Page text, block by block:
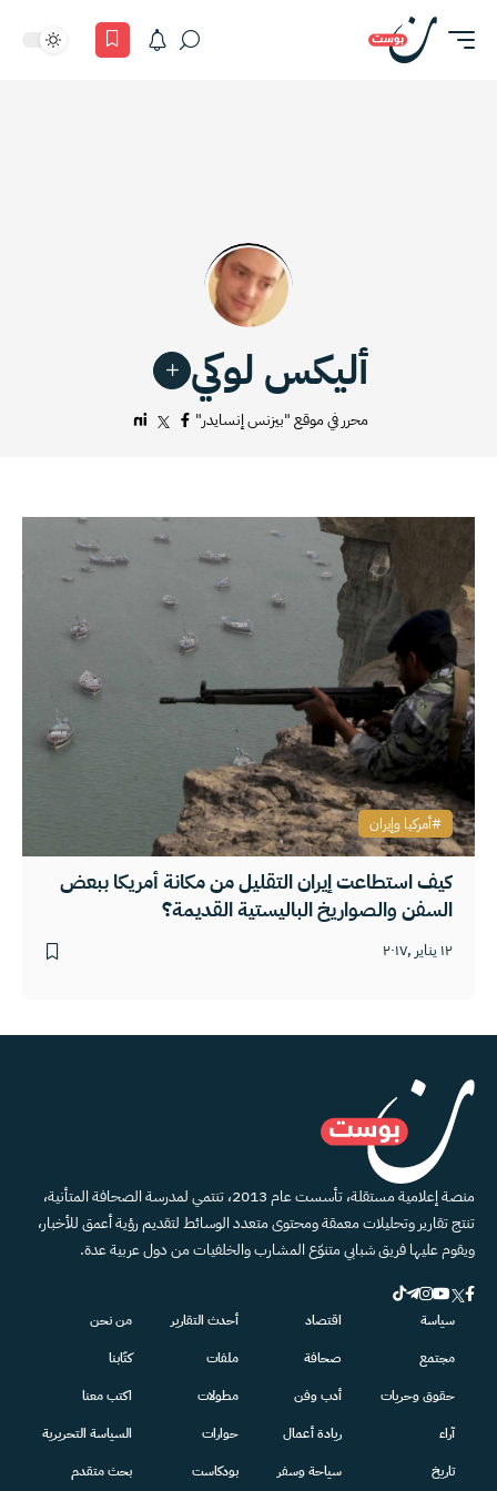
أليكس لوكي
محرر في موقع "بيزنس إنسايدر"
كيف استطاعت إيران التقليل من مكانة أمريكا ببعض
السفن والصواريخ الباليستية القديمة؟
١٢ يناير ,٢٠١٧
أمركيا وإيران
منصة إعلامية مستقلة، تأسست عام 2013، تنتمي لمدرسة الصحافة المتأنية،
تنتج تقارير وتحليلات معمقة ومحتوى متعدد الوسائط لتقديم رؤية أعمق للأخبار،
ويقوم عليها فريق شبابي متنوّع المشارب والخلفيات من دول عربية عدة.
سياسة
مجتمع
حقوق وحريات
آراء
تاريخ
اقتصاد
صحافة
أدب وفن
ريادة أعمال
سياحة وسفر
أحدث التقارير
ملفات
مطولات
حوارات
بودكاست
من نحن
كتّابنا
اكتب معنا
السياسة التحريرية
بحث متقدم